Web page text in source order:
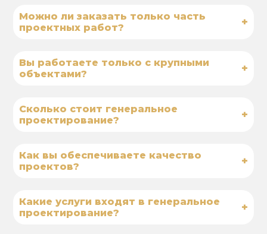
Можно ли заказать только часть
проектных работ?
+
Вы работаете только с крупными
объектами?
+
Сколько стоит генеральное
проектирование?
+
Как вы обеспечиваете качество
проектов?
+
Какие услуги входят в генеральное
проектирование?
+